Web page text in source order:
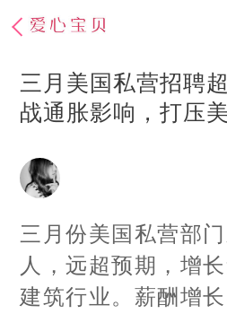
三月美国私营招聘
战通胀影响，打压
三月份美国私营部
人，远超预期，增
建筑行业。薪酬增